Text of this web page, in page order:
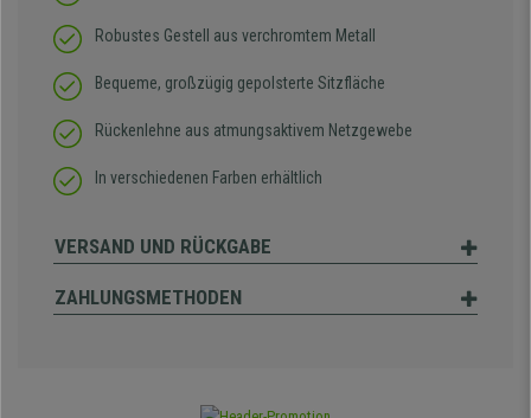
Robustes Gestell aus verchromtem Metall
Bequeme, großzügig gepolsterte Sitzfläche
Rückenlehne aus atmungsaktivem Netzgewebe
In verschiedenen Farben erhältlich
VERSAND UND RÜCKGABE
ZAHLUNGSMETHODEN